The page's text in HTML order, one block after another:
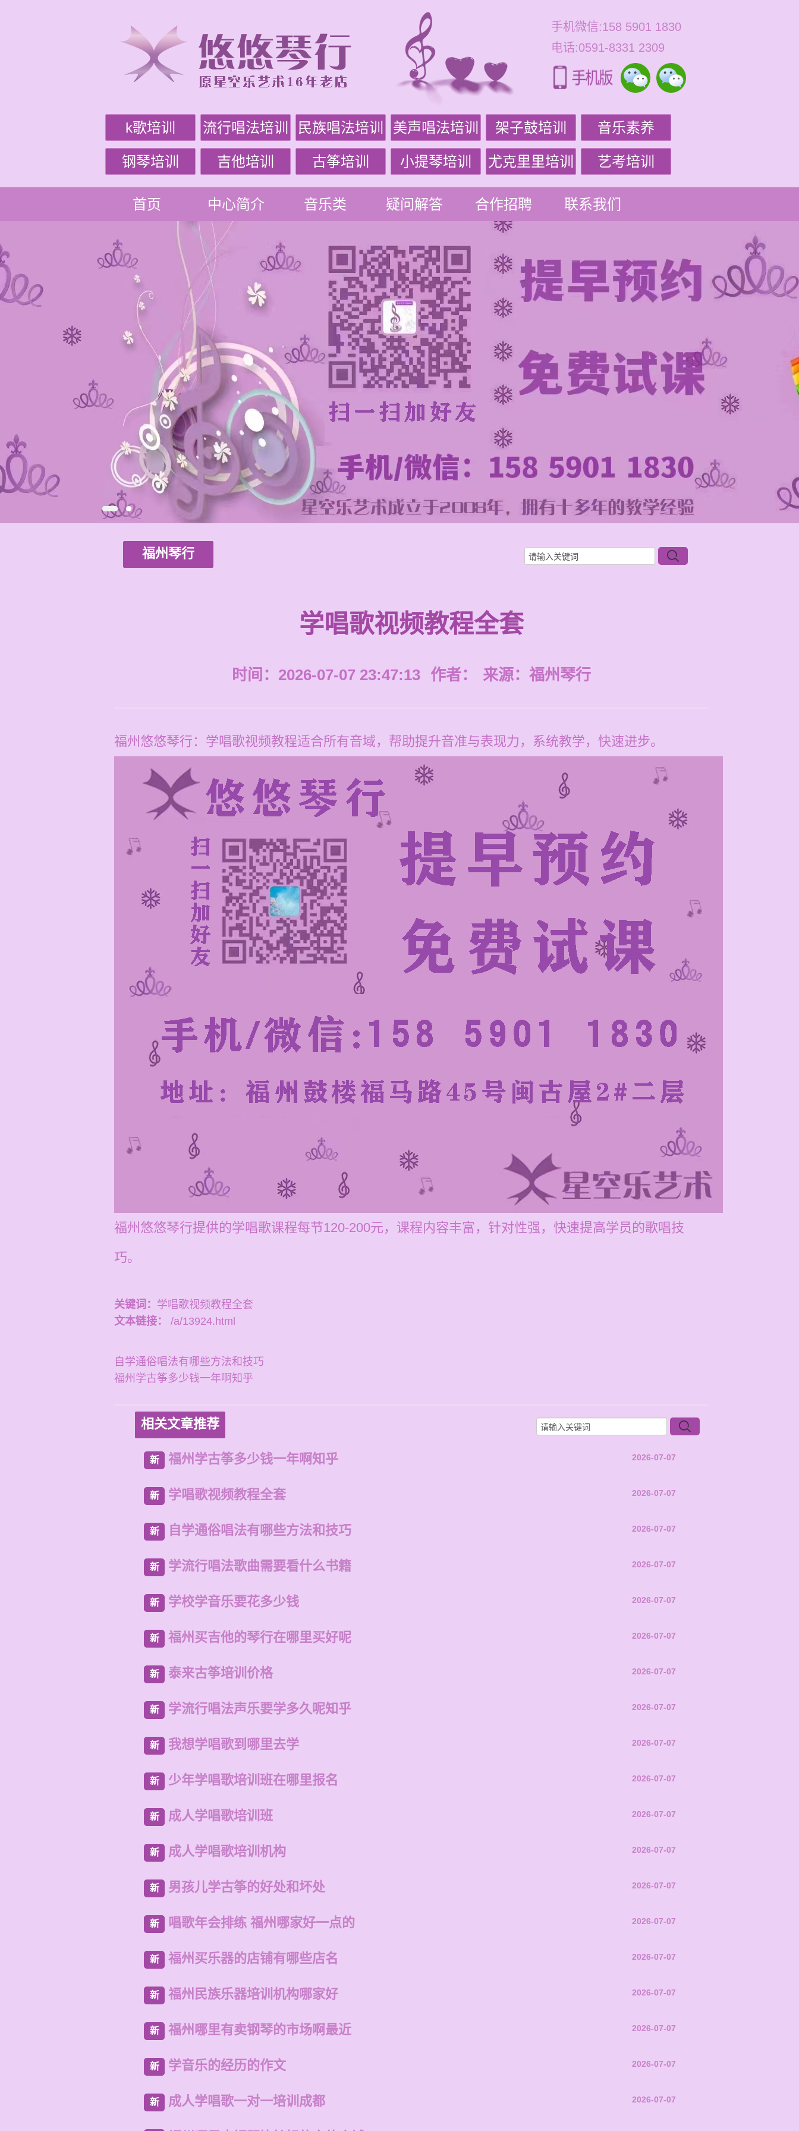
手机微信:158 5901 1830
电话:0591-8331 2309
k歌培训 流行唱法培训 民族唱法培训 美声唱法培训 架子鼓培训 音乐素养
钢琴培训 吉他培训 古筝培训 小提琴培训 尤克里里培训 艺考培训
首页 中心简介 音乐类 疑问解答 合作招聘 联系我们
福州琴行
学唱歌视频教程全套
时间：2026-07-07 23:47:13 作者： 来源： 福州琴行
福州悠悠琴行：学唱歌视频教程适合所有音域，帮助提升音准与表现力，系统教学，快速进步。
福州悠悠琴行提供的学唱歌课程每节120-200元，课程内容丰富，针对性强，快速提高学员的歌唱技
巧。
关键词： 学唱歌视频教程全套
文本链接：
/a/13924.html
自学通俗唱法有哪些方法和技巧
福州学古筝多少钱一年啊知乎
相关文章推荐
新 福州学古筝多少钱一年啊知乎 2026-07-07
新 学唱歌视频教程全套 2026-07-07
新 自学通俗唱法有哪些方法和技巧 2026-07-07
新 学流行唱法歌曲需要看什么书籍 2026-07-07
新 学校学音乐要花多少钱 2026-07-07
新 福州买吉他的琴行在哪里买好呢 2026-07-07
新 泰来古筝培训价格 2026-07-07
新 学流行唱法声乐要学多久呢知乎 2026-07-07
新 我想学唱歌到哪里去学 2026-07-07
新 少年学唱歌培训班在哪里报名 2026-07-07
新 成人学唱歌培训班 2026-07-07
新 成人学唱歌培训机构 2026-07-07
新 男孩儿学古筝的好处和坏处 2026-07-07
新 唱歌年会排练 福州哪家好一点的 2026-07-07
新 福州买乐器的店铺有哪些店名 2026-07-07
新 福州民族乐器培训机构哪家好 2026-07-07
新 福州哪里有卖钢琴的市场啊最近 2026-07-07
新 学音乐的经历的作文 2026-07-07
新 成人学唱歌一对一培训成都 2026-07-07